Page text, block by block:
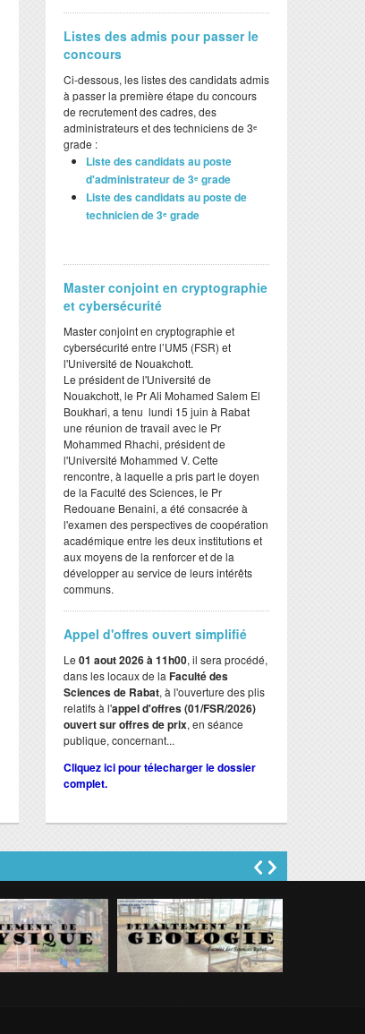
Listes des admis pour passer le
concours
Ci-dessous, les listes des candidats admis
à passer la première étape du concours
de recrutement des cadres, des
administrateurs et des techniciens de 3ᵉ
grade :
Liste des candidats au poste
d'administrateur de 3ᵉ grade
Liste des candidats au poste de
technicien de 3ᵉ grade
Master conjoint en cryptographie
et cybersécurité
Master conjoint en cryptographie et
cybersécurité entre l’UM5 (FSR) et
l'Université de Nouakchott.
Le président de l'Université de
Nouakchott, le Pr Ali Mohamed Salem El
Boukhari, a tenu lundi 15 juin à Rabat
une réunion de travail avec le Pr
Mohammed Rhachi, président de
l'Université Mohammed V. Cette
rencontre, à laquelle a pris part le doyen
de la Faculté des Sciences, le Pr
Redouane Benaini, a été consacrée à
l'examen des perspectives de coopération
académique entre les deux institutions et
aux moyens de la renforcer et de la
développer au service de leurs intérêts
communs.
Appel d'offres ouvert simplifié
Le 01 aout 2026 à 11h00, il sera procédé,
dans les locaux de la Faculté des
Sciences de Rabat, à l'ouverture des plis
relatifs à l'appel d'offres (01/FSR/2026)
ouvert sur offres de prix, en séance
publique, concernant...
Cliquez ici pour télecharger le dossier
complet.